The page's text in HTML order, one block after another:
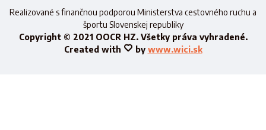
Realizované s finančnou podporou Ministerstva cestovného ruchu a
športu Slovenskej republiky
Copyright © 2021 OOCR HZ. Všetky práva vyhradené.
Created with
by www.wici.sk